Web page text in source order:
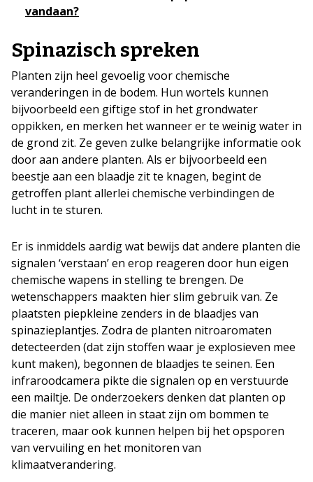
vandaan?
Spinazisch spreken
Planten zijn heel gevoelig voor chemische
veranderingen in de bodem. Hun wortels kunnen
bijvoorbeeld een giftige stof in het grondwater
oppikken, en merken het wanneer er te weinig water in
de grond zit. Ze geven zulke belangrijke informatie ook
door aan andere planten. Als er bijvoorbeeld een
beestje aan een blaadje zit te knagen, begint de
getroffen plant allerlei chemische verbindingen de
lucht in te sturen.
Er is inmiddels aardig wat bewijs dat andere planten die
signalen ‘verstaan’ en erop reageren door hun eigen
chemische wapens in stelling te brengen. De
wetenschappers maakten hier slim gebruik van. Ze
plaatsten piepkleine zenders in de blaadjes van
spinazieplantjes. Zodra de planten nitroaromaten
detecteerden (dat zijn stoffen waar je explosieven mee
kunt maken), begonnen de blaadjes te seinen. Een
infraroodcamera pikte die signalen op en verstuurde
een mailtje. De onderzoekers denken dat planten op
die manier niet alleen in staat zijn om bommen te
traceren, maar ook kunnen helpen bij het opsporen
van vervuiling en het monitoren van
klimaatverandering.